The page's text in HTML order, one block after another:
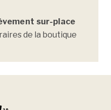
sur-place
de la boutique